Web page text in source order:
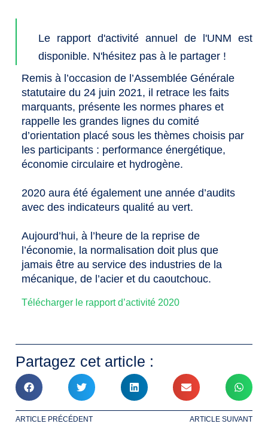
Le rapport d'activité annuel de l'UNM est
disponible. N'hésitez pas à le partager !
Remis à l’occasion de l’Assemblée Générale
statutaire du 24 juin 2021, il retrace les faits
marquants, présente les normes phares et
rappelle les grandes lignes du comité
d’orientation placé sous les thèmes choisis par
les participants : performance énergétique,
économie circulaire et hydrogène.
2020 aura été également une année d’audits
avec des indicateurs qualité au vert.
Aujourd’hui, à l’heure de la reprise de
l’économie, la normalisation doit plus que
jamais être au service des industries de la
mécanique, de l’acier et du caoutchouc.
Télécharger le rapport d’activité 2020
Partagez cet article :
ARTICLE PRÉCÉDENT ARTICLE SUIVANT